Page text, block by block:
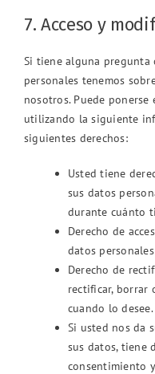
7. Acceso y
Si tiene alguna pregunta
personales tenemos
nosotros. Puede
utilizando la siguiente
siguientes derechos:
Usted tiene
sus datos
durante cuánto
Derecho de
datos
Derecho de
rectificar, borrar
cuando lo desee.
Si usted nos da
sus datos, tiene
consentimiento